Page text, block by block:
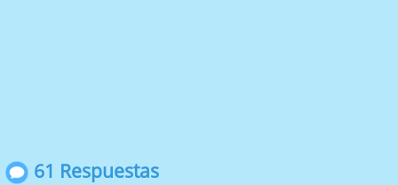
61 Respuestas